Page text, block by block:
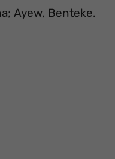
Ayew, Benteke.